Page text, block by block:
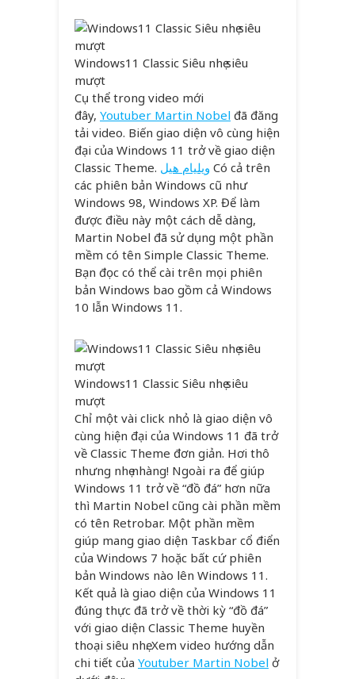
Windows11 Classic Siêu nhẹ siêu
mượt
Cụ thể trong video mới
đây, Youtuber Martin Nobel đã đăng
tải video. Biến giao diện vô cùng hiện
đại của Windows 11 trở về giao diện
Classic Theme. ويليام هيل Có cả trên
các phiên bản Windows cũ như
Windows 98, Windows XP. Để làm
được điều này một cách dễ dàng,
Martin Nobel đã sử dụng một phần
mềm có tên Simple Classic Theme.
Bạn đọc có thể cài trên mọi phiên
bản Windows bao gồm cả Windows
10 lẫn Windows 11.
Windows11 Classic Siêu nhẹ siêu
mượt
Chỉ một vài click nhỏ là giao diện vô
cùng hiện đại của Windows 11 đã trở
về Classic Theme đơn giản. Hơi thô
nhưng nhẹ nhàng! Ngoài ra để giúp
Windows 11 trở về “đồ đá” hơn nữa
thì Martin Nobel cũng cài phần mềm
có tên Retrobar. Một phần mềm
giúp mang giao diện Taskbar cổ điển
của Windows 7 hoặc bất cứ phiên
bản Windows nào lên Windows 11.
Kết quả là giao diện của Windows 11
đúng thực đã trở về thời kỳ “đồ đá”
với giao diện Classic Theme huyền
thoại siêu nhẹ. Xem video hướng dẫn
chi tiết của Youtuber Martin Nobel ở